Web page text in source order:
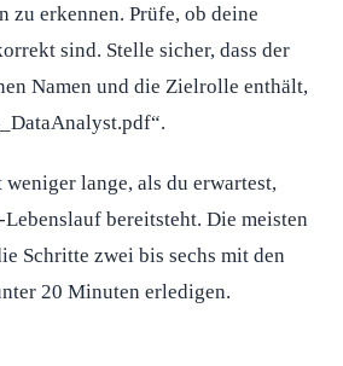
zu erkennen. Prüfe, ob deine
sind. Stelle sicher, dass der
Namen und die Zielrolle enthält,
lange, als du erwartest,
bereitsteht. Die meisten
Schritte zwei bis sechs mit den
20 Minuten erledigen.